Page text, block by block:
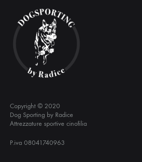
Copyright © 2020
Dog Sporting by Radice
Attrezzature sportive cinofilia
P.iva 08041740963